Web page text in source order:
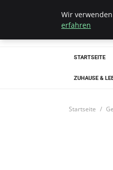
STARTSEITE
ZUHAUSE &
Startseite
Wir
erfahren